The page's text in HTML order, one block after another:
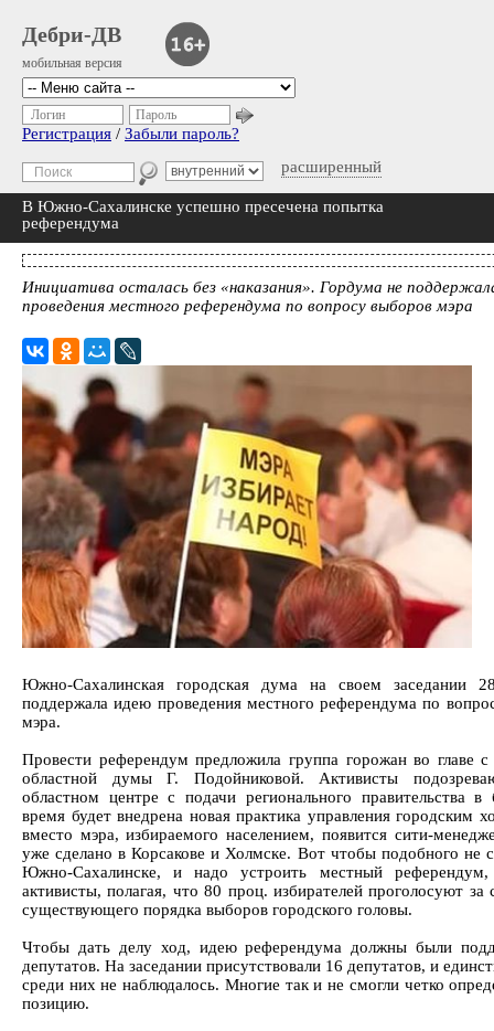
Дебри-ДВ
мобильная версия
расширенный
Логин Пароль
Регистрация / Забыли пароль?
В Южно-Сахалинске успешно пресечена попытка
референдума
Инициатива осталась без «наказания». Гордума не
проведения местного референдума по вопросу выборов мэра
Южно-Сахалинская городская дума на своем заседании
поддержала идею проведения местного референдума по
мэра.
Провести референдум предложила группа горожан во главе с
областной думы Г. Подойниковой. Активисты
областном центре с подачи регионального правительства в
время будет внедрена новая практика управления городским
вместо мэра, избираемого населением, появится сити-
уже сделано в Корсакове и Холмске. Вот чтобы подобного не
Южно-Сахалинске, и надо устроить местный
активисты, полагая, что 80 проц. избирателей проголосуют за
существующего порядка выборов городского головы.
Чтобы дать делу ход, идею референдума должны были
депутатов. На заседании присутствовали 16 депутатов, и
среди них не наблюдалось. Многие так и не смогли четко
позицию.